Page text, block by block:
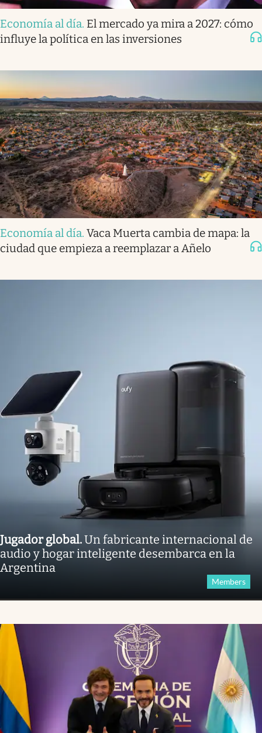
Economía al día. El mercado ya mira a 2027: cómo
influye la política en las inversiones
Economía al día. Vaca Muerta cambia de mapa: la
ciudad que empieza a reemplazar a Añelo
Jugador global.Un fabricante internacional de
audio y hogar inteligente desembarca en la
Argentina
Members